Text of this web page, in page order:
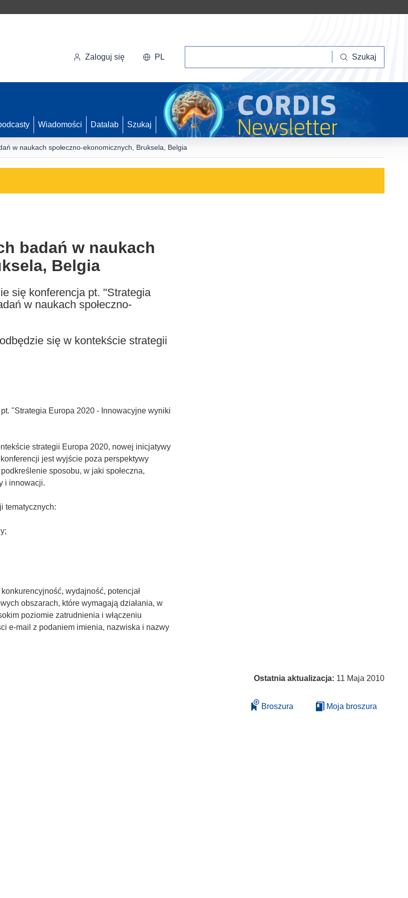
Zaloguj się PL Szukaj
Wiadomości Datalab Szukaj
w naukach społeczno-ekonomicznych, Bruksela, Belgia
badań w naukach
Belgia
się konferencja pt. "Strategia
w naukach społeczno-
się w kontekście strategii
"Strategia Europa 2020 - Innowacyjne wyniki
strategii Europa 2020, nowej inicjatywy
jest wyjście poza perspektywy
sposobu, w jaki społeczna,
i innowacji.
tematycznych:
wydajność, potencjał
obszarach, które wymagają działania, w
poziomie zatrudnienia i włączeniu
e-mail z podaniem imienia, nazwiska i nazwy
Ostatnia aktualizacja: 11 Maja 2010
Broszura Moja broszura